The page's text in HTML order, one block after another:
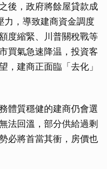
後，政府將餘屋貸款成
力，導致建商資金調度
度縮緊、川普關稅戰等
買氣急速降温，投資客
，建商正面臨「去化」
體質穩健的建商仍會選
法回溫，部分供給過剩
必將首當其衝，房價也